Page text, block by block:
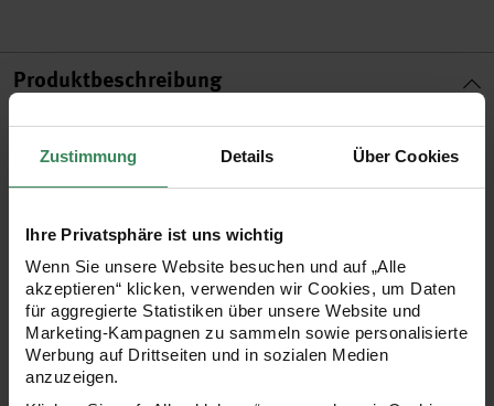
Zustimmung Details Über Cookies
Ihre Privatsphäre ist uns wichtig
Wenn Sie unsere Website besuchen und auf „Alle
akzeptieren“ klicken, verwenden wir Cookies, um Daten
für aggregierte Statistiken über unsere Website und
Marketing-Kampagnen zu sammeln sowie personalisierte
Werbung auf Drittseiten und in sozialen Medien
anzuzeigen.
Produktbeschreibung
Das Sakura Pigma Micron Manga Set ist ideal für präzise
handgezeichnete Projekte. Die lichtechte Tinte dringt nicht
Fineliner in verschiedenen Strichstärken.
- Größen: 0,25mm, 0,45mm und 0,5mm
- permanent